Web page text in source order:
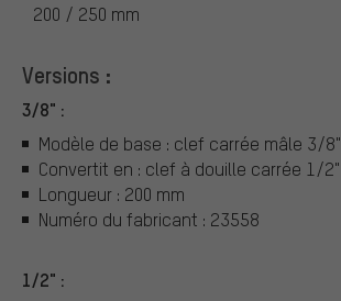
200 / 250 mm
Versions :
3/8" :
Modèle de base : clef carrée mâle 3/8"
Convertit en : clef à douille carrée 1/2"
Longueur : 200 mm
Numéro du fabricant : 23558
1/2" :